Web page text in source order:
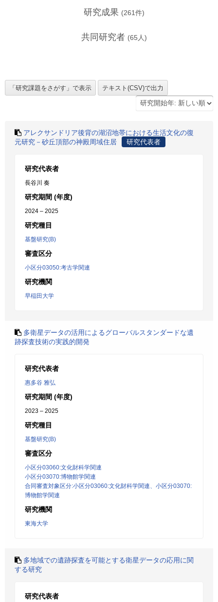
研究成果 (261件)
共同研究者 (65 人)
アレクサンドリア後背の湖沼地帯における生活文化の復
元研究－砂丘頂部の神殿周域住居
研究代表者
研究代表者
長谷川 奏
研究期間 (年度)
2024 – 2025
研究種目
基盤研究(B)
審査区分
小区分03050:考古学関連
研究機関
早稲田大学
多衛星データの活用によるグローバルスタンダードな遺
跡探査技術の実践的開発
研究代表者
惠多谷 雅弘
研究期間 (年度)
2023 – 2025
研究種目
基盤研究(B)
審査区分
小区分03060:文化財科学関連
小区分03070:博物館学関連
合同審査対象区分:小区分03060:文化財科学関連、小区分03070:
博物館学関連
研究機関
東海大学
多地域での遺跡探査を可能とする衛星データの応用に関
する研究
研究代表者